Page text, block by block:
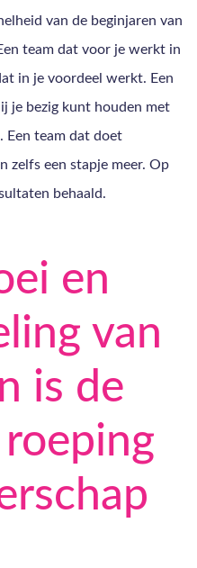
van de beginjaren van
team dat voor je werkt in
in je voordeel werkt. Een
je bezig kunt houden met
Een team dat doet
zelfs een stapje meer. Op
behaald.
en
van
is de